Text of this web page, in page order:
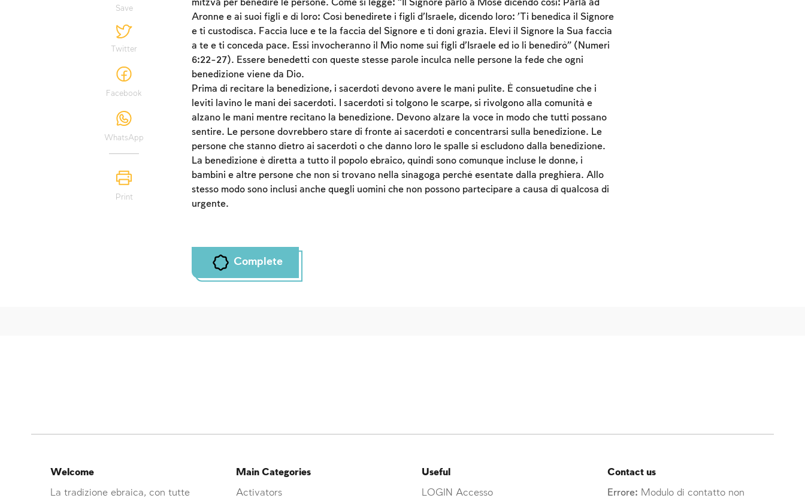
Save
Twitter
Facebook
WhatsApp
Print
mitzva per benedire le persone. Come si legge: “Il Signore parlò a Mosè dicendo così: Parla ad
Aronne e ai suoi figli e dì loro: Così benedirete i figli d’Israele, dicendo loro: ’Ti benedica il Signore
e ti custodisca. Faccia luce e te la faccia del Signore e ti doni grazia. Elevi il Signore la Sua faccia
a te e ti conceda pace. Essi invocheranno il Mio nome sui figli d’Israele ed io li benedirò” (Numeri
6:22-27). Essere benedetti con queste stesse parole inculca nelle persone la fede che ogni
benedizione viene da Dio.
Prima di recitare la benedizione, i sacerdoti devono avere le mani pulite. È consuetudine che i
leviti lavino le mani dei sacerdoti. I sacerdoti si tolgono le scarpe, si rivolgono alla comunità e
alzano le mani mentre recitano la benedizione. Devono alzare la voce in modo che tutti possano
sentire. Le persone dovrebbero stare di fronte ai sacerdoti e concentrarsi sulla benedizione. Le
persone che stanno dietro ai sacerdoti o che danno loro le spalle si escludono dalla benedizione.
La benedizione è diretta a tutto il popolo ebraico, quindi sono comunque incluse le donne, i
bambini e altre persone che non si trovano nella sinagoga perché esentate dalla preghiera. Allo
stesso modo sono inclusi anche quegli uomini che non possono partecipare a causa di qualcosa di
urgente.
Complete
Account required
To mark concepts as learned, you'll need to create
an account or log in.
Contact us
Errore: Modulo di contatto non
Useful
LOGIN Accesso
Main Categories
Activators
Welcome
La tradizione ebraica, con tutte